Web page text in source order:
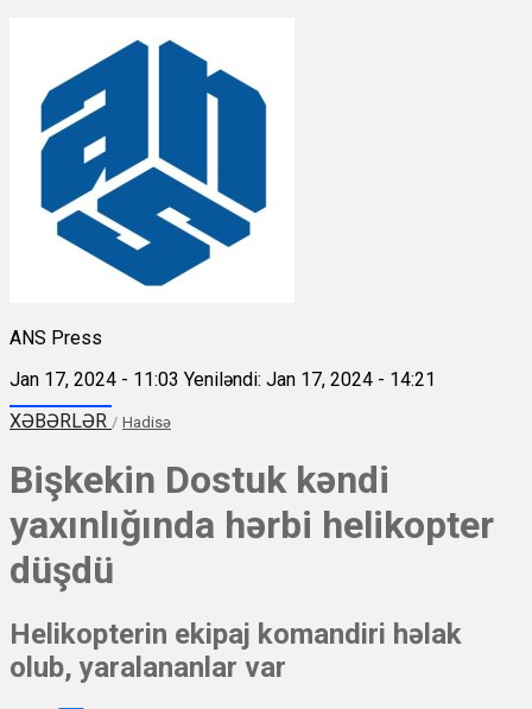
ANS Press
Jan 17, 2024 - 11:03 Yeniləndi: Jan 17, 2024 - 14:21
XƏBƏRLƏR / Hadisə
Bişkekin Dostuk kəndi
yaxınlığında hərbi helikopter
düşdü
Helikopterin ekipaj komandiri həlak
olub, yaralananlar var